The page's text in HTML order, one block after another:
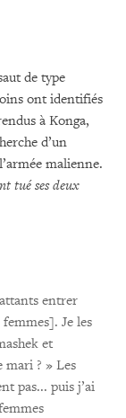
de type
ont identifiés
à Konga,
d’un
malienne.
tué ses deux
entrer
Je les
et
mari ? » Les
pas... puis j’ai